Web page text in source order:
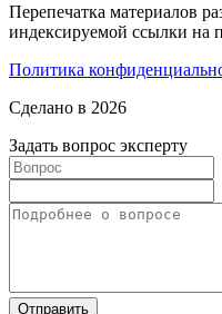
Перепечатка материалов
индексируемой ссылки на
Политика
Сделано в 2026
Задать вопрос эксперту